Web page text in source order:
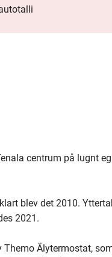
centrum på lugnt
blev det 2010.
2021.
Älytermostat,